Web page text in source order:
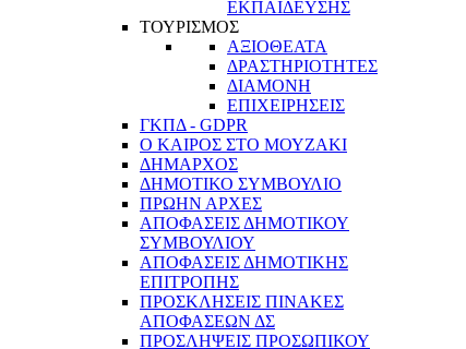
ΕΚΠΑΙΔΕΥΣΗΣ
ΤΟΥΡΙΣΜΟΣ
ΑΞΙΟΘΕΑΤΑ
ΔΡΑΣΤΗΡΙΟΤΗΤΕΣ
ΔΙΑΜΟΝΗ
ΕΠΙΧΕΙΡΗΣΕΙΣ
ΓΚΠΔ - GDPR
Ο ΚΑΙΡΟΣ ΣΤΟ ΜΟΥΖΑΚΙ
ΔΗΜΑΡΧΟΣ
ΔΗΜΟΤΙΚΟ ΣΥΜΒΟΥΛΙΟ
ΠΡΩΗΝ ΑΡΧΕΣ
ΑΠΟΦΑΣΕΙΣ ΔΗΜΟΤΙΚΟΥ
ΣΥΜΒΟΥΛΙΟΥ
ΑΠΟΦΑΣΕΙΣ ΔΗΜΟΤΙΚΗΣ
ΕΠΙΤΡΟΠΗΣ
ΠΡΟΣΚΛΗΣΕΙΣ ΠΙΝΑΚΕΣ
ΑΠΟΦΑΣΕΩΝ ΔΣ
ΠΡΟΣΛΗΨΕΙΣ ΠΡΟΣΩΠΙΚΟΥ